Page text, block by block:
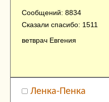
Сообщений: 8834
Сказали спасибо: 1511
ветврач Евгения
Ленка-Пенка